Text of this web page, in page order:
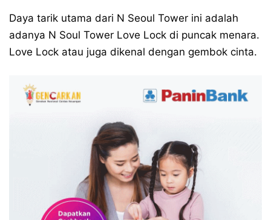
Daya tarik utama dari N Seoul Tower ini adalah
adanya N Soul Tower Love Lock di puncak menara.
Love Lock atau juga dikenal dengan gembok cinta.